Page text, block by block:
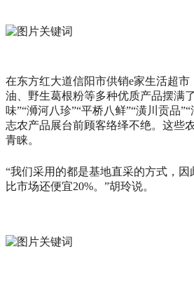
在东方红大道信阳市供销e家生活超
油、野生葛根粉等多种优质产品摆满
味”“浉河八珍”“平桥八鲜”“潢川贡品
志农产品展台前顾客络绎不绝。这些
青睐。
“我们采用的都是基地直采的方式，
比市场还便宜20%。”胡玲说。